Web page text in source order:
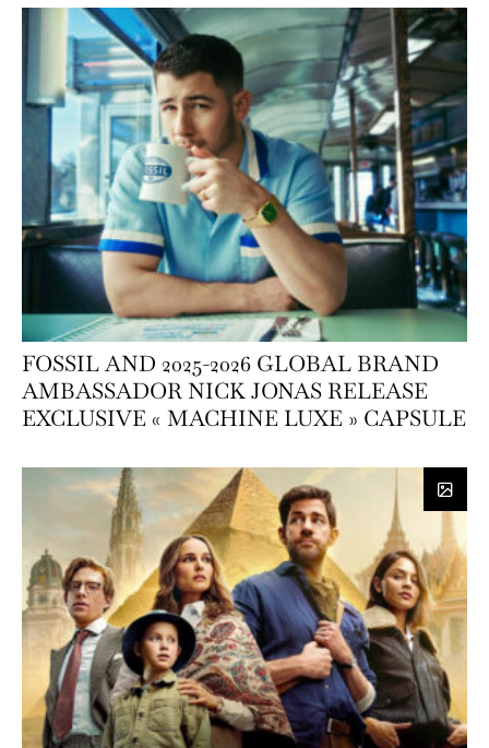
FOSSIL AND 2025-2026 GLOBAL BRAND
AMBASSADOR NICK JONAS RELEASE
EXCLUSIVE « MACHINE LUXE » CAPSULE